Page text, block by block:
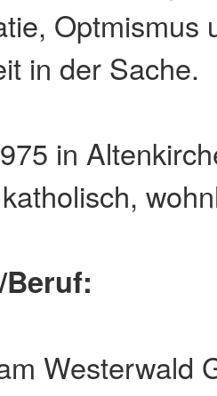
Optmismus
in der Sache.
in
Westerwald